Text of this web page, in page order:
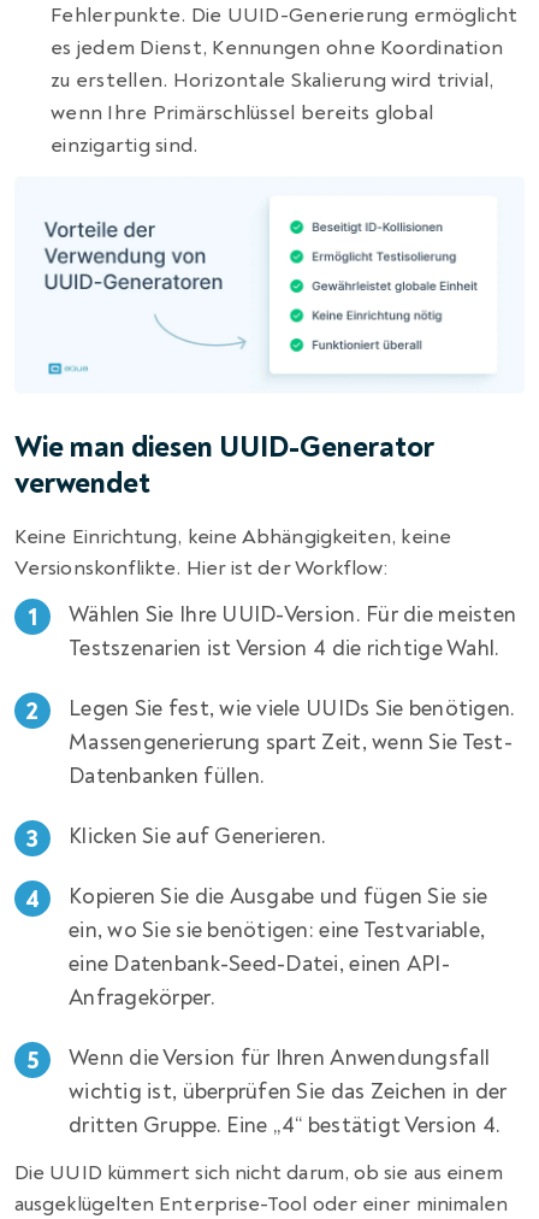
Fehlerpunkte. Die UUID-Generierung ermöglicht
es jedem Dienst, Kennungen ohne Koordination
zu erstellen. Horizontale Skalierung wird trivial,
wenn Ihre Primärschlüssel bereits global
einzigartig sind.
Wie man diesen UUID-Generator
verwendet
Keine Einrichtung, keine Abhängigkeiten, keine
Versionskonflikte. Hier ist der Workflow:
Wählen Sie Ihre UUID-Version. Für die meisten
Testszenarien ist Version 4 die richtige Wahl.
Legen Sie fest, wie viele UUIDs Sie benötigen.
Massengenerierung spart Zeit, wenn Sie Test-
Datenbanken füllen.
Klicken Sie auf Generieren.
Kopieren Sie die Ausgabe und fügen Sie sie
ein, wo Sie sie benötigen: eine Testvariable,
eine Datenbank-Seed-Datei, einen API-
Anfragekörper.
Wenn die Version für Ihren Anwendungsfall
wichtig ist, überprüfen Sie das Zeichen in der
dritten Gruppe. Eine „4“ bestätigt Version 4.
Die UUID kümmert sich nicht darum, ob sie aus einem
ausgeklügelten Enterprise-Tool oder einer minimalen